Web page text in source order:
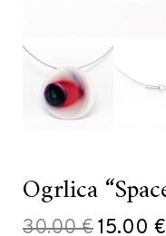
Ogrlica
30.00€Original
15.00 €